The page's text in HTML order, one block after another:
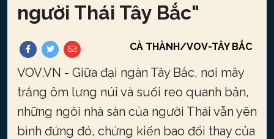
người Thái Tây Bắc"
CÀ THÀNH/VOV-TÂY BẮC
VOV.VN - Giữa đại ngàn Tây Bắc, nơi mây
trắng ôm lưng núi và suối reo quanh bản,
những ngôi nhà sàn của người Thái vẫn yên
bình đứng đó, chứng kiến bao đổi thay của